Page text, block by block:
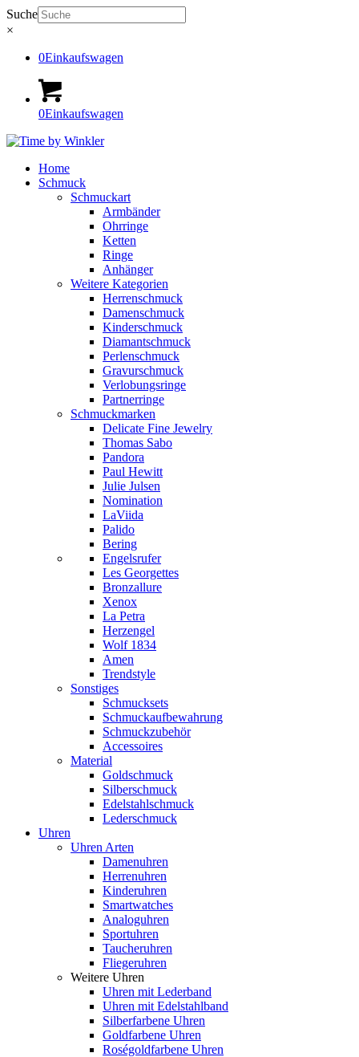
Suche
×
0Einkaufswagen
0Einkaufswagen
Home
Schmuck
Schmuckart
Armbänder
Ohrringe
Ketten
Ringe
Anhänger
Weitere Kategorien
Herrenschmuck
Damenschmuck
Kinderschmuck
Diamantschmuck
Perlenschmuck
Gravurschmuck
Verlobungsringe
Partnerringe
Schmuckmarken
Delicate Fine Jewelry
Thomas Sabo
Pandora
Paul Hewitt
Julie Julsen
Nomination
LaViida
Palido
Bering
Engelsrufer
Les Georgettes
Bronzallure
Xenox
La Petra
Herzengel
Wolf 1834
Amen
Trendstyle
Sonstiges
Schmucksets
Schmuckaufbewahrung
Schmuckzubehör
Accessoires
Material
Goldschmuck
Silberschmuck
Edelstahlschmuck
Lederschmuck
Uhren
Uhren Arten
Damenuhren
Herrenuhren
Kinderuhren
Smartwatches
Analoguhren
Sportuhren
Taucheruhren
Fliegeruhren
Weitere Uhren
Uhren mit Lederband
Uhren mit Edelstahlband
Silberfarbene Uhren
Goldfarbene Uhren
Roségoldfarbene Uhren